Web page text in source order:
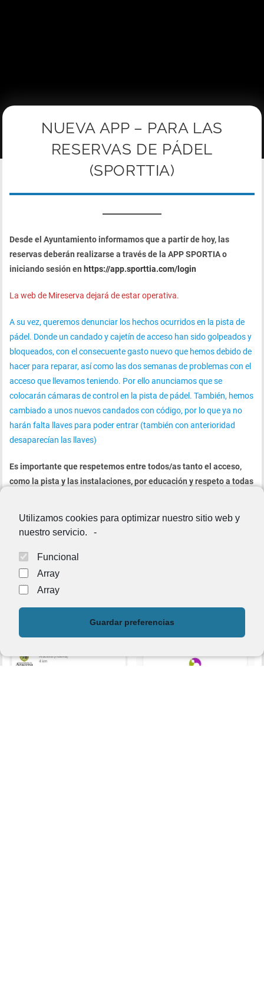
NUEVA APP – PARA LAS
RESERVAS DE PÁDEL
(SPORTTIA)
Desde el Ayuntamiento informamos que a partir de hoy, las
reservas deberán realizarse a través de la APP SPORTIA o
iniciando sesión en https://app.sporttia.com/login
La web de Mireserva dejará de estar operativa.
A su vez, queremos denunciar los hechos ocurridos en la pista de
pádel. Donde un candado y cajetín de acceso han sido golpeados y
bloqueados, con el consecuente gasto nuevo que hemos debido de
hacer para reparar, así como las dos semanas de problemas con el
acceso que llevamos teniendo. Por ello anunciamos que se
colocarán cámaras de control en la pista de pádel. También, hemos
cambiado a unos nuevos candados con código, por lo que ya no
harán falta llaves para poder entrar (también con anterioridad
desaparecían las llaves)
Es importante que respetemos entre todos/as tanto el acceso,
como la pista y las instalaciones, por educación y respeto a todas
Muchas gracias.
Utilizamos cookies para optimizar nuestro sitio web y
nuestro servicio.
-
Funcional
Array
Array
Guardar preferencias